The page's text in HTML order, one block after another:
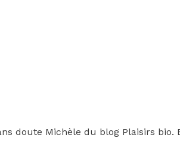
doute Michèle du blog Plaisirs